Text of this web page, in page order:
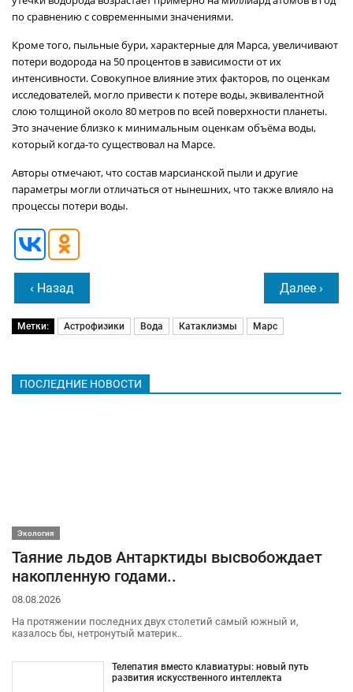
по сравнению с современными значениями.
Кроме того, пыльные бури, характерные для Марса, увеличивают
потери водорода на 50 процентов в зависимости от их
интенсивности. Совокупное влияние этих факторов, по оценкам
исследователей, могло привести к потере воды, эквивалентной
слою толщиной около 80 метров по всей поверхности планеты.
Это значение близко к минимальным оценкам объёма воды,
который когда-то существовал на Марсе.
Авторы отмечают, что состав марсианской пыли и другие
параметры могли отличаться от нынешних, что также влияло на
процессы потери воды.
‹ Назад Далее ›
Метки: Астрофизики Вода Катаклизмы Марс
ПОСЛЕДНИЕ НОВОСТИ
Экология
Таяние льдов Антарктиды высвобождает
накопленную годами..
08.08.2026
На протяжении последних двух столетий самый южный и,
казалось бы, нетронутый материк..
Телепатия вместо клавиатуры: новый путь
развития искусственного интеллекта